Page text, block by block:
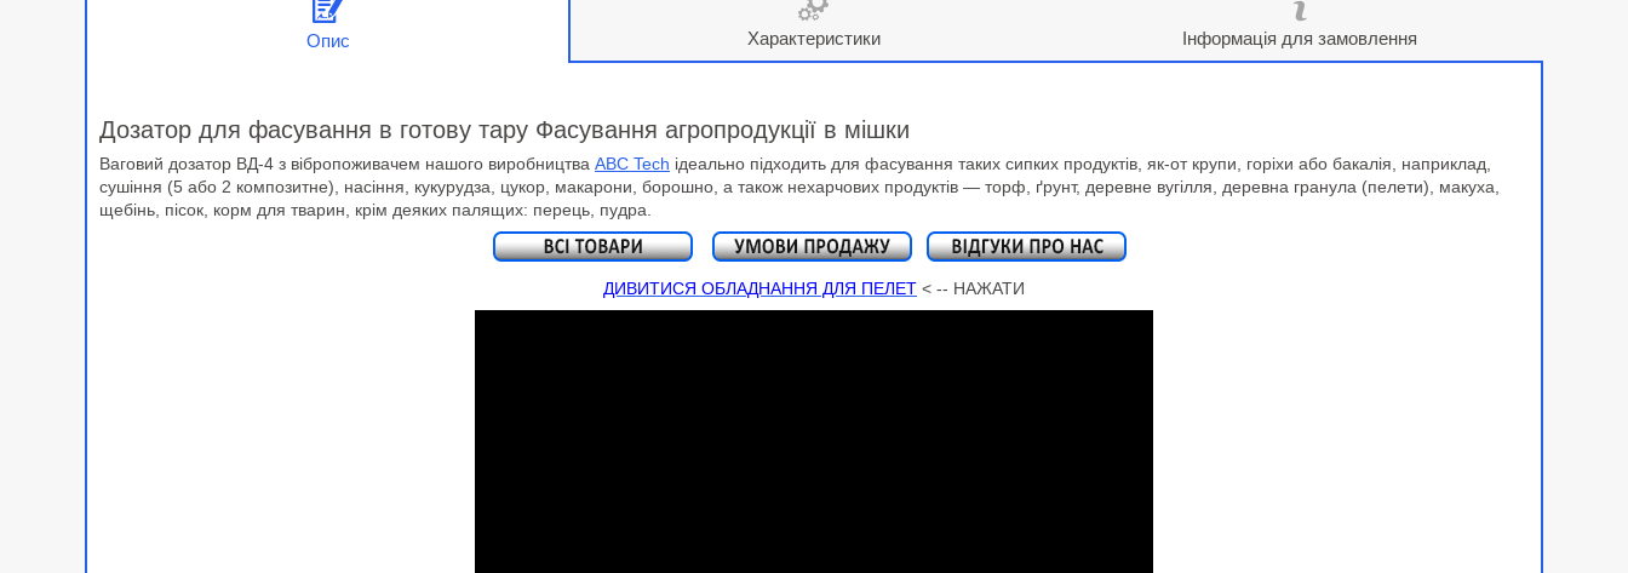
Опис Характеристики Інформація для замовлення
Дозатор для фасування в готову тару Фасування агропродукції в мішки
Ваговий дозатор ВД-4 з вібропоживачем нашого виробництва ABC Tech ідеально підходить для фасування таких сипких продуктів, як-от крупи, горіхи або бакалія, наприклад,
сушіння (5 або 2 композитне), насіння, кукурудза, цукор, макарони, борошно, а також нехарчових продуктів — торф, ґрунт, деревне вугілля, деревна гранула (пелети), макуха,
щебінь, пісок, корм для тварин, крім деяких палящих: перець, пудра.
ДИВИТИСЯ ОБЛАДНАННЯ ДЛЯ ПЕЛЕТ < -- НАЖАТИ